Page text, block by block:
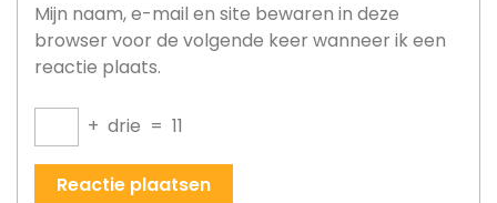
Mijn naam, e-mail en site bewaren in deze
browser voor de volgende keer wanneer ik een
reactie plaats.
+ drie = 11